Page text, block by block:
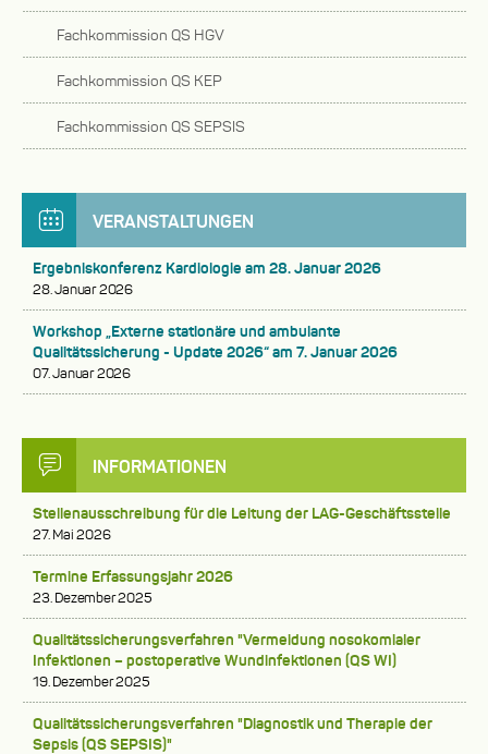
Fachkommission QS HGV
Fachkommission QS KEP
Fachkommission QS SEPSIS
VERANSTALTUNGEN
Ergebniskonferenz Kardiologie am 28. Januar 2026
28. Januar 2026
Workshop „Externe stationäre und ambulante
Qualitätssicherung - Update 2026“ am 7. Januar 2026
07. Januar 2026
INFORMATIONEN
Stellenausschreibung für die Leitung der LAG-Geschäftsstelle
27. Mai 2026
Termine Erfassungsjahr 2026
23. Dezember 2025
Qualitätssicherungsverfahren "Vermeidung nosokomialer
Infektionen – postoperative Wundinfektionen (QS WI)
19. Dezember 2025
Qualitätssicherungsverfahren "Diagnostik und Therapie der
Sepsis (QS SEPSIS)"